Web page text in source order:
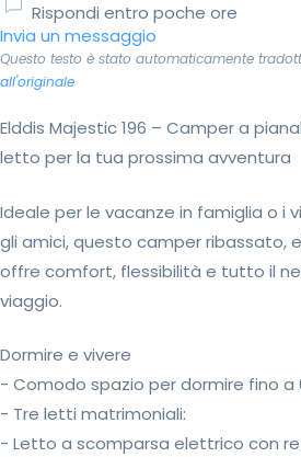
Rispondi entro poche ore
Invia un messaggio
Questo testo è stato automaticamente
all'originale
Elddis Majestic 196 – Camper a
letto per la tua prossima avventura
Ideale per le vacanze in famiglia o i
gli amici, questo camper ribassato,
offre comfort, flessibilità e tutto il
viaggio.
Dormire e vivere
- Comodo spazio per dormire fino a
- Tre letti matrimoniali:
- Letto a scomparsa elettrico con